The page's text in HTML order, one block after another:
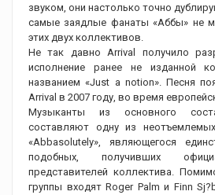
звуком, они настолько точно
самые заядлые фанаты «Аббы» не
этих двух коллективов.
Не так давно Arrival получило
исполнение ранее не изданной
названием «Just a notion». Песня
Arrival в 2007 году, во время
Музыканты из основного
составляют одну из
«Abbasolutely», являющегося
подобных, получивших
представителей коллектива.
группы входят Roger Palm и Finn